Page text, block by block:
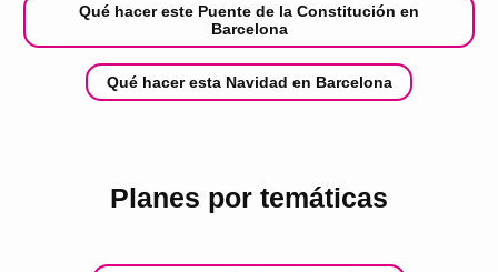
Qué hacer este Puente de la Constitución en
Barcelona
Qué hacer esta Navidad en Barcelona
Planes por temáticas